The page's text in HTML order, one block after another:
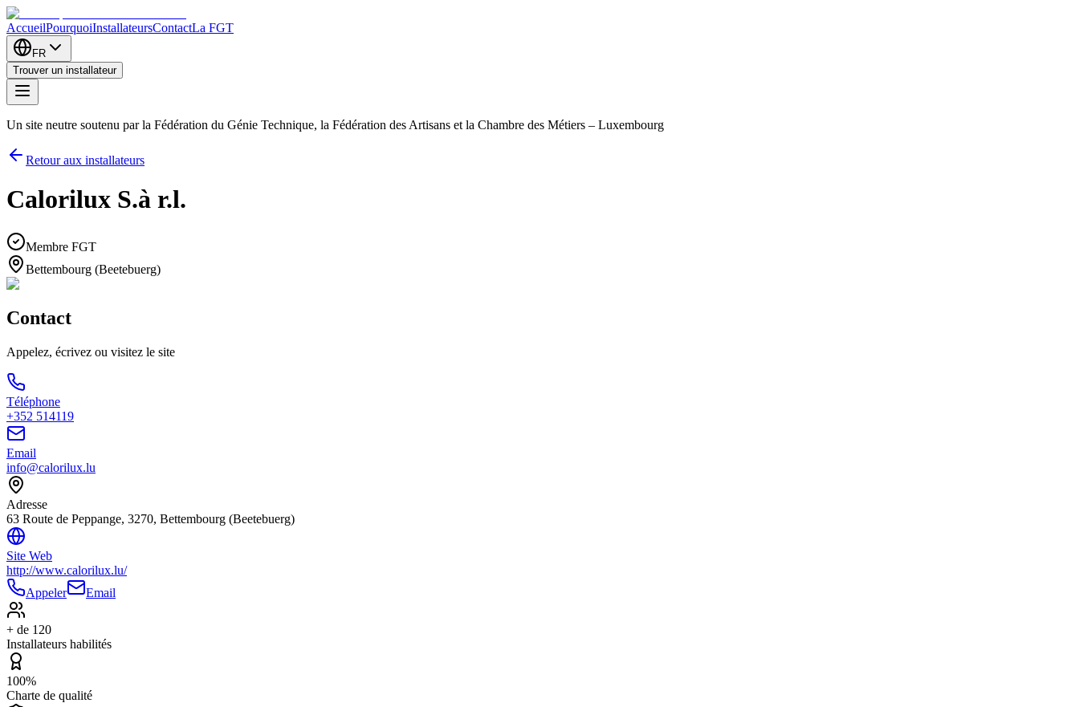
AccueilPourquoiInstallateursContactLa FGT
FR
Trouver un installateur
Un site neutre soutenu par la Fédération du Génie Technique, la Fédération des Artisans et la Chambre des Métiers – Luxembourg
Retour aux installateurs
Calorilux S.à r.l.
Membre FGT
Bettembourg (Beetebuerg)
Contact
Appelez, écrivez ou visitez le site
Téléphone
+352 514119
Email
info@calorilux.lu
Adresse
63 Route de Peppange, 3270, Bettembourg (Beetebuerg)
Site Web
http://www.calorilux.lu/
Appeler
Email
+ de 120
Installateurs habilités
100%
Charte de qualité